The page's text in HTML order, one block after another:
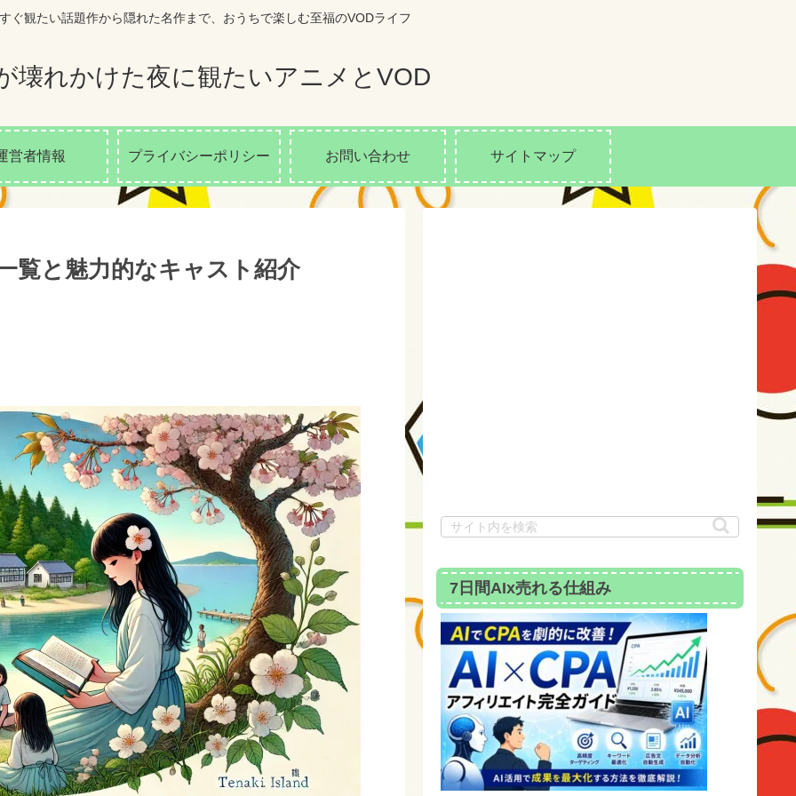
ぐ観たい話題作から隠れた名作まで、おうちで楽しむ至福のVODライフ
壊れかけた夜に観たいアニメとVOD
営者情報 プライバシーポリシー お問い合わせ サイトマップ
覧と魅力的なキャスト紹介
7日間AIx売れる仕組み